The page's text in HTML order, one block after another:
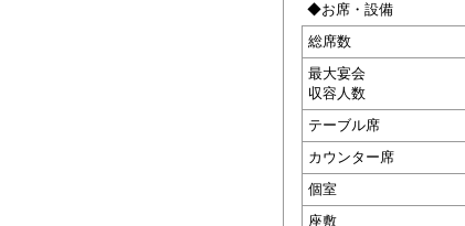
◆お席・設備
総席数
最大宴会
収容人数
テーブル席
カウンター席
個室
座敷